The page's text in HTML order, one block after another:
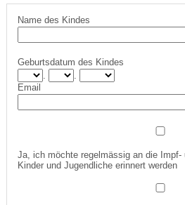
Name des Kindes
Geburtsdatum des Kindes
Email
Ja, ich möchte regelmässig an die Impf-
Kinder und Jugendliche erinnert werden